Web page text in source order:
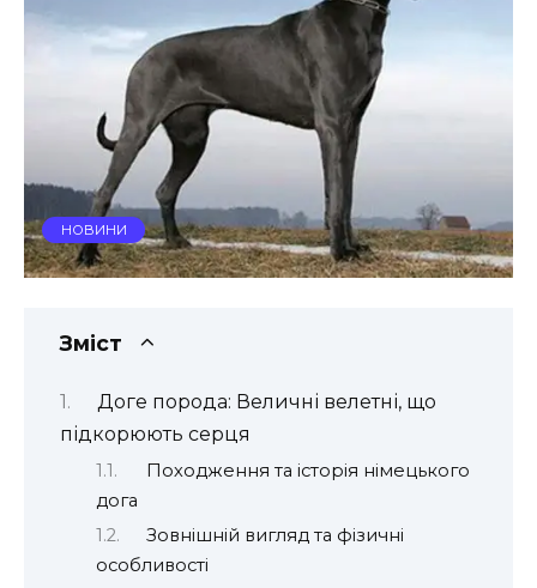
НОВИНИ
Зміст
Доге порода: Величні велетні, що
підкорюють серця
Походження та історія німецького
дога
Зовнішній вигляд та фізичні
особливості